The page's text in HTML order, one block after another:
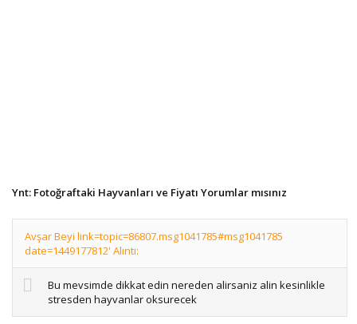
Ynt: Fotoğraftaki Hayvanları ve Fiyatı Yorumlar mısınız
Avşar Beyi link=topic=86807.msg1041785#msg1041785
date=1449177812' Alıntı:
Bu mevsimde dikkat edin nereden alirsaniz alin kesinlikle
stresden hayvanlar oksurecek